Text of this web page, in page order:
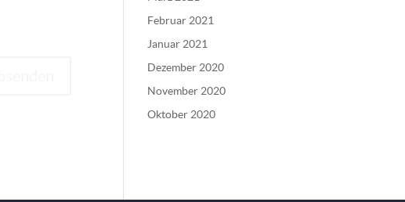
Februar 2021
Januar 2021
Dezember 2020
November 2020
Oktober 2020